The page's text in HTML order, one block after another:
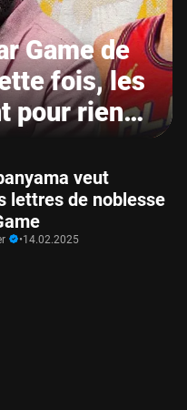
Game de
fois, les
pour rien…
veut
lettres de noblesse
•14.02.2025